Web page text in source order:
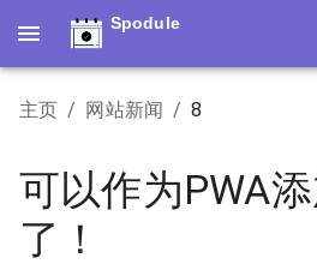
Spodule
主页 / 网站新闻 / 8
可以作为PWA
了！